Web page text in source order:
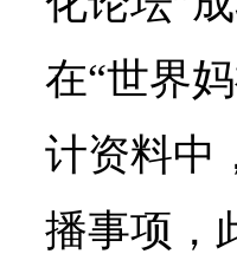
在“世界
计资料中
播事项，